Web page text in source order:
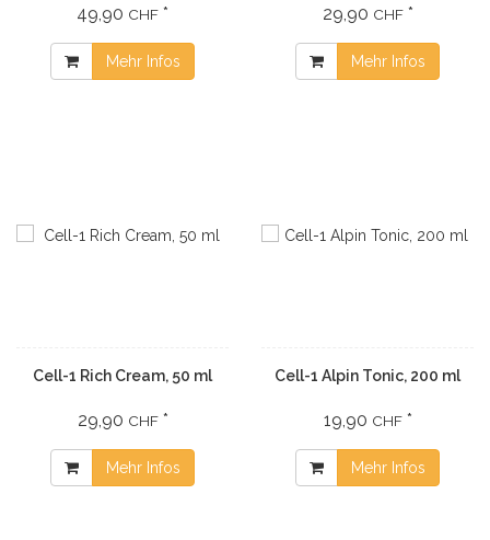
49,90 CHF *
Mehr Infos
29,90 CHF*
Mehr Infos
Cell-1 Rich Cream, 50 ml
29,90 CHF*
Mehr Infos
Cell-1 Alpin Tonic, 200 ml
19,90 CHF*
Mehr Infos